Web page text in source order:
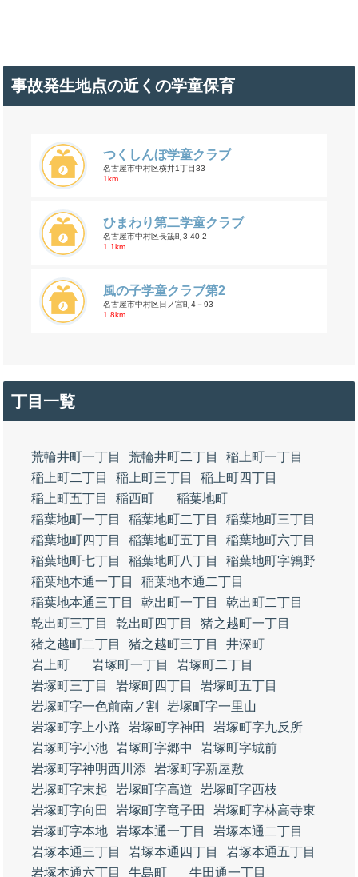
事故発生地点の近くの学童保育
つくしんぼ学童クラブ
名古屋市中村区横井1丁目33
1km
ひまわり第二学童クラブ
名古屋市中村区長筬町3-40-2
1.1km
風の子学童クラブ第2
名古屋市中村区日ノ宮町4－93
1.8km
丁目一覧
荒輪井町一丁目 荒輪井町二丁目
稲上町一丁目
稲上町二丁目
稲上町三丁目
稲上町四丁目
稲上町五丁目
稲西町
稲葉地町
稲葉地町一丁目
稲葉地町二丁目
稲葉地町三丁目
稲葉地町四丁目
稲葉地町五丁目
稲葉地町六丁目
稲葉地町七丁目
稲葉地町八丁目
稲葉地町字鶉野
稲葉地本通一丁目
稲葉地本通二丁目
稲葉地本通三丁目
乾出町一丁目
乾出町二丁目
乾出町三丁目
乾出町四丁目
猪之越町一丁目
猪之越町二丁目
猪之越町三丁目
井深町
岩上町
岩塚町一丁目
岩塚町二丁目
岩塚町三丁目
岩塚町四丁目
岩塚町五丁目
岩塚町字一色前南ノ割
岩塚町字一里山
岩塚町字上小路
岩塚町字神田
岩塚町字九反所
岩塚町字小池 岩塚町字郷中
岩塚町字城前
岩塚町字神明西川添
岩塚町字新屋敷
岩塚町字末起
岩塚町字高道
岩塚町字西枝
岩塚町字向田
岩塚町字竜子田
岩塚町字林高寺東
岩塚町字本地 岩塚本通一丁目
岩塚本通二丁目
岩塚本通三丁目
岩塚本通四丁目
岩塚本通五丁目
岩塚本通六丁目
牛島町 牛田通一丁目